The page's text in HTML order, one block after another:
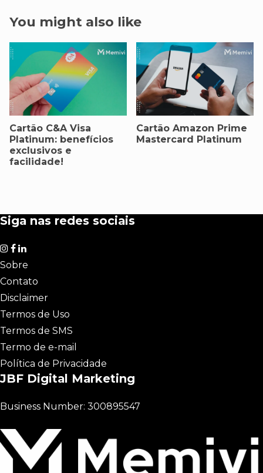
You might also like
Cartão C&A Visa
Platinum: benefícios
exclusivos e
facilidade!
Cartão Amazon Prime
Mastercard Platinum
Siga nas redes sociais
Sobre
Contato
Disclaimer
Termos de Uso
Termos de SMS
Termo de e-mail
Política de Privacidade
JBF Digital Marketing
Business Number: 300895547